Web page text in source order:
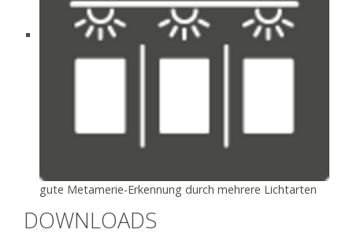
gute Metamerie-Erkennung durch mehrere Lichtarten
DOWNLOADS